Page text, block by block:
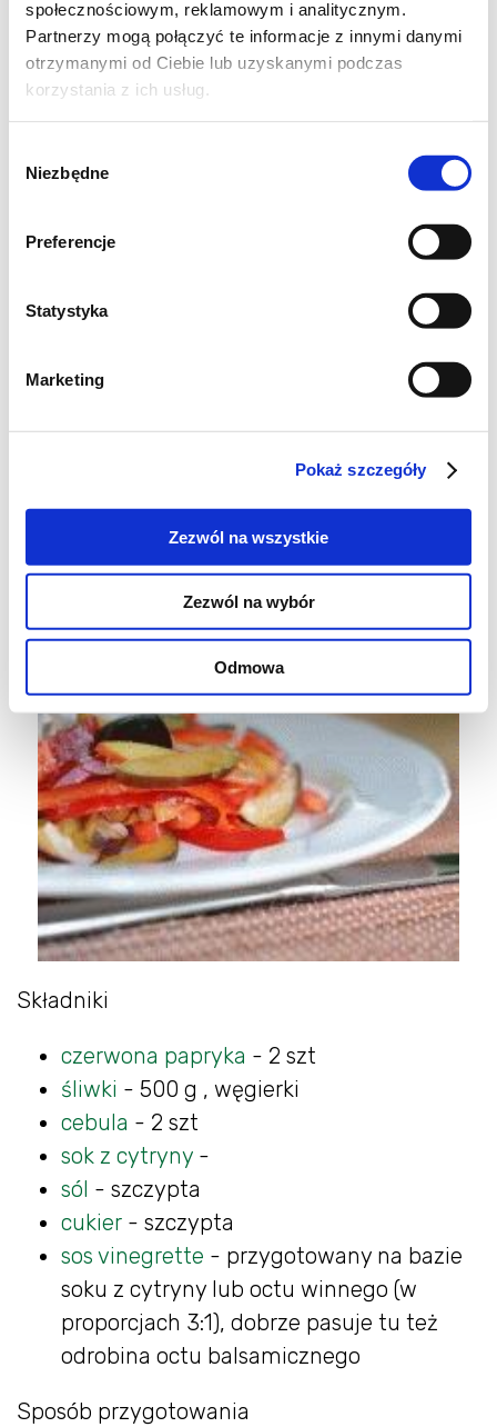
społecznościowym, reklamowym i analitycznym.
Partnerzy mogą połączyć te informacje z innymi danymi
otrzymanymi od Ciebie lub uzyskanymi podczas
korzystania z ich usług.
zgody
Niezbędne
Preferencje
Statystyka
Marketing
Pokaż szczegóły
Zezwól na wszystkie
Zezwól na wybór
Odmowa
Śliwki po raz kolejny. Tym razem wytrawne.
Agata, 8 września 2010
Składniki
czerwona papryka - 2 szt
śliwki - 500 g , węgierki
cebula - 2 szt
sok z cytryny -
sól - szczypta
cukier - szczypta
sos vinegrette - przygotowany na bazie
soku z cytryny lub octu winnego (w
proporcjach 3:1), dobrze pasuje tu też
odrobina octu balsamicznego
Sposób przygotowania